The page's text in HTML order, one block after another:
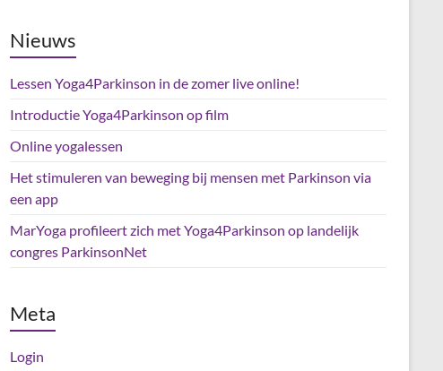
Nieuws
Lessen Yoga4Parkinson in de zomer live online!
Introductie Yoga4Parkinson op film
Online yogalessen
Het stimuleren van beweging bij mensen met Parkinson via
een app
MarYoga profileert zich met Yoga4Parkinson op landelijk
congres ParkinsonNet
Meta
Login